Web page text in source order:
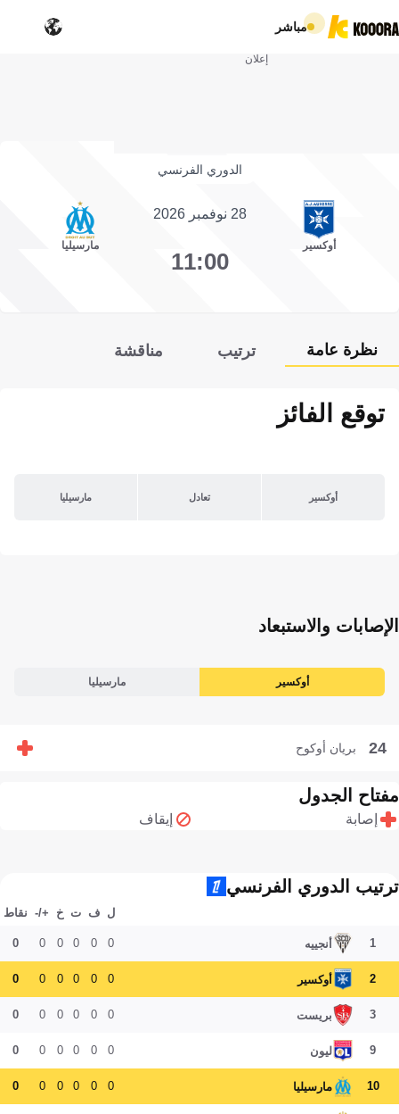
مباشر
إعلان
الدوري الفرنسي
أوكسير
28 نوفمبر 2026
11:00
مارسيليا
نظرة عامة ترتيب مناقشة
توقع الفائز
أوكسير تعادل مارسيليا
الإصابات والاستبعاد
أوكسير مارسيليا
24 بريان أوكوح
مفتاح الجدول
إصابة إيقاف
ترتيب الدوري الفرنسي
ل ف ت خ +/- نقاط
1 أنجييه 0
0
0
0
0
0
2 أوكسير 0
0
0
0
0
0
3 بريست 0
0
0
0
0
0
9 ليون 0
0
0
0
0
0
10 مارسيليا 0
0
0
0
0
0